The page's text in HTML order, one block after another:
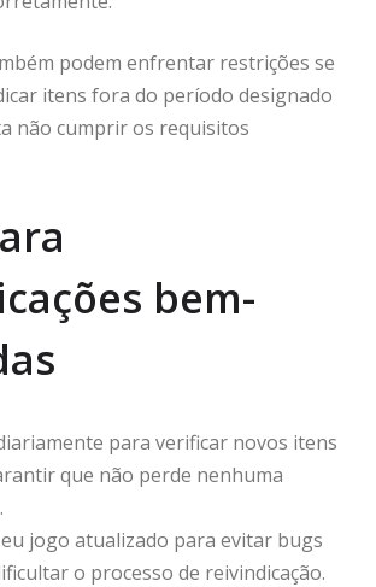
podem enfrentar restrições se
itens fora do período designado
não cumprir os requisitos
bem-
para verificar novos itens
que não perde nenhuma
jogo atualizado para evitar bugs
o processo de reivindicação.